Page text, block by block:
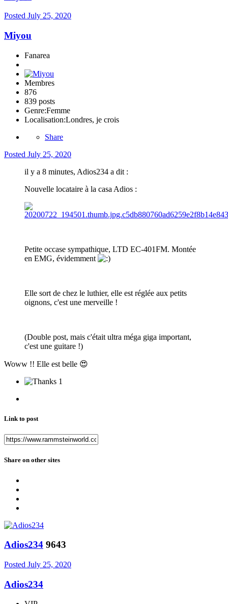
Posted July 25, 2020
Miyou
Fanarea
Membres
876
839 posts
Genre:Femme
Localisation:Londres, je crois
Share
Posted July 25, 2020
il y a 8 minutes, Adios234 a dit :
Nouvelle locataire à la casa Adios :
Petite occase sympathique, LTD EC-401FM. Montée
en EMG, évidemment
Elle sort de chez le luthier, elle est réglée aux petits
oignons, c'est une merveille !
(Double post, mais c'était ultra méga giga important,
c'est une guitare !)
Woww !! Elle est belle 😍
1
Link to post
Share on other sites
Adios234 9643
Posted July 25, 2020
Adios234